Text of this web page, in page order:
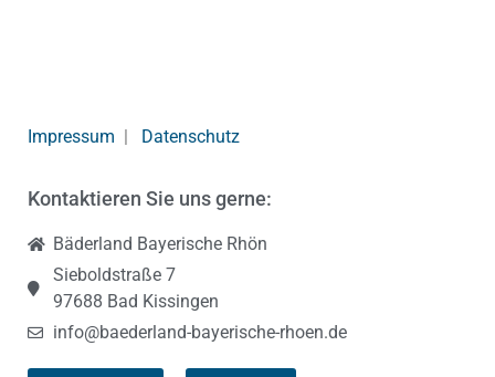
Impressum Datenschutz
Kontaktieren Sie uns gerne:
Bäderland Bayerische Rhön
Sieboldstraße 7
97688 Bad Kissingen
info@baederland-bayerische-rhoen.de